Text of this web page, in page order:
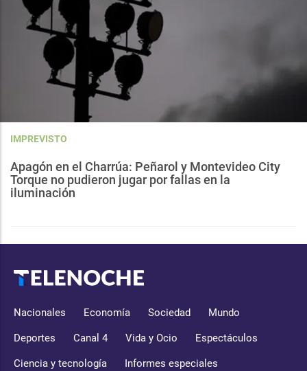
IMPREVISTO
Apagón en el Charrúa: Peñarol y Montevideo City
Torque no pudieron jugar por fallas en la
iluminación
Nacionales Economía Sociedad Mundo
Deportes Canal 4 Vida y Ocio Espectáculos
Ciencia y tecnología Informes especiales